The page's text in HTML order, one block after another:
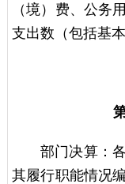
（境）费、公务
支出数（包括基
部门决算：
其履行职能情况